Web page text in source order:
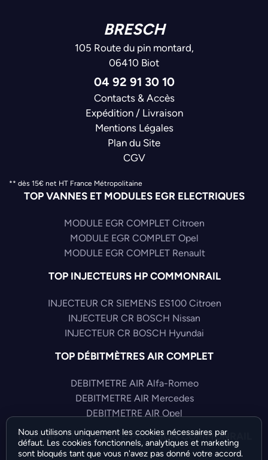
BRESCH
105 Route du pin montard,
06410 Biot
04 92 91 30 10
Contacts & Accès
Expédition / Livraison
Mentions Légales
Plan du Site
CGV
** dès 15€ net HT France Métropolitaine
TOP VANNES ET MODULES EGR ELECTRIQUES
MODULE EGR COMPLET Citroen
MODULE EGR COMPLET Opel
MODULE EGR COMPLET Renault
TOP INJECTEURS HP COMMONRAIL
INJECTEUR CR SIEMENS ES100 Citroen
INJECTEUR CR BOSCH Nissan
INJECTEUR CR BOSCH Hyundai
TOP DÉBITMÈTRES AIR COMPLET
DEBITMETRE AIR Alfa-Romeo
DEBITMETRE AIR Mercedes
DEBITMETRE AIR Opel
TOP CAPTEURS HAUTE PRESSION COMMONRAIL
Nous utilisons uniquement les cookies nécessaires par
défaut. Les cookies fonctionnels, analytiques et marketing
sont bloqués tant que vous n'avez pas donné votre accord.